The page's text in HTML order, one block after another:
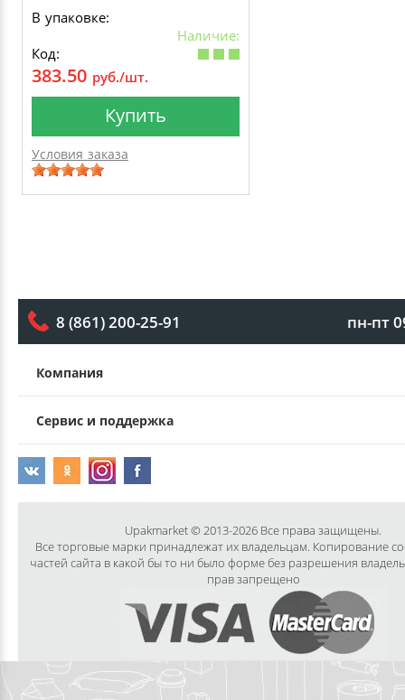
В упаковке:
Наличие:
Код:
383.50 руб./шт.
Купить
Условия заказа
8 (861) 200-25-91 пн-пт
Компания
Сервис и поддержка
Upakmarket © 2013-2026 Все права защищены.
Все торговые марки принадлежат их владельцам. Копирование
частей сайта в какой бы то ни было форме без разрешения
прав запрещено